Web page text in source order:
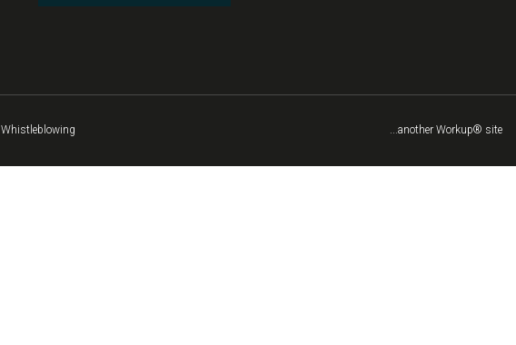
Whistleblowing ...another Workup® site